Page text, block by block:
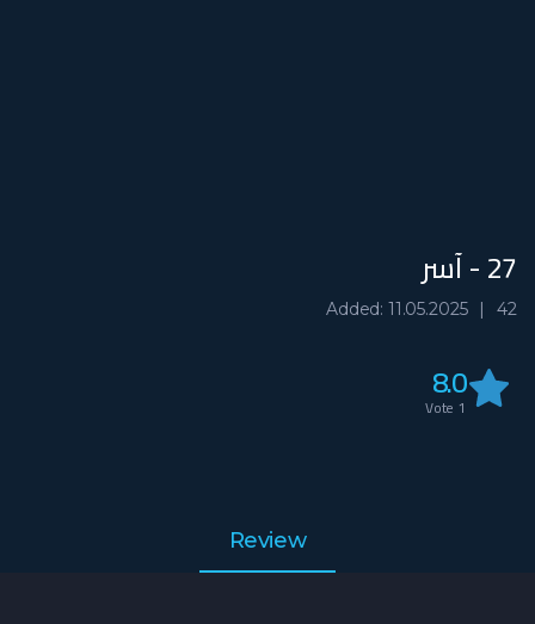
27 - آسر
42
Added: 11.05.2025
8.0
1
Review